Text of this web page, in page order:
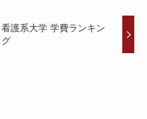
看護系大学 学費ランキン
グ